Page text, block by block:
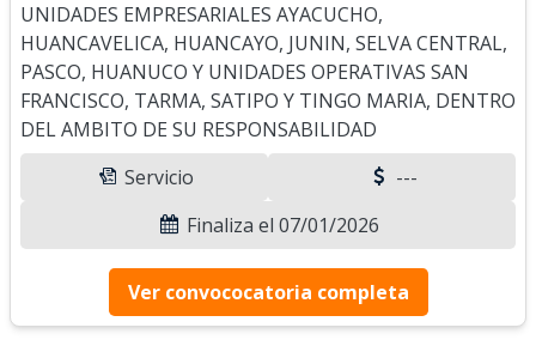
UNIDADES EMPRESARIALES AYACUCHO,
HUANCAVELICA, HUANCAYO, JUNIN, SELVA CENTRAL,
PASCO, HUANUCO Y UNIDADES OPERATIVAS SAN
FRANCISCO, TARMA, SATIPO Y TINGO MARIA, DENTRO
DEL AMBITO DE SU RESPONSABILIDAD
Servicio
---
Finaliza el 07/01/2026
Ver convococatoria completa